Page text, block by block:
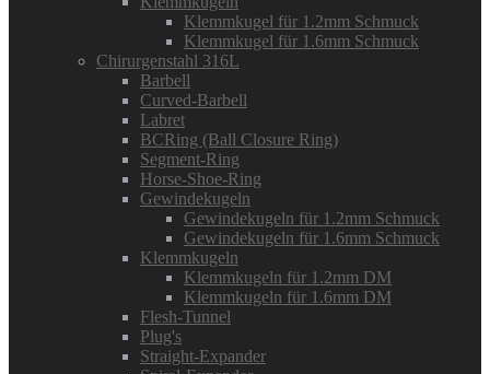
Klemmkugel für 1.2mm Schmuck
Klemmkugel für 1.6mm Schmuck
Chirurgenstahl 316L
Barbell
Curved-Barbell
Labret
BCRing (Ball Closure Ring)
Segment-Ring
Horse-Shoe-Ring
Gewindekugeln
Gewindekugeln für 1.2mm Schmuck
Gewindekugeln für 1.6mm Schmuck
Klemmkugeln
Klemmkugeln für 1.2mm DM
Klemmkugeln für 1.6mm DM
Flesh-Tunnel
Plug's
Straight-Expander